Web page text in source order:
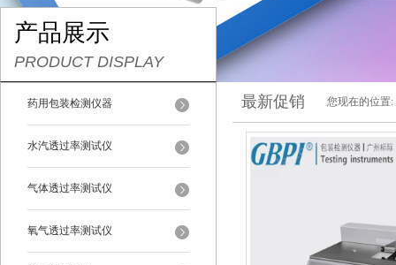
产品展示
PRODUCT DISPLAY
药用包装检测仪器
水汽透过率测试仪
气体透过率测试仪
氧气透过率测试仪
最新促销 您现在的位置: